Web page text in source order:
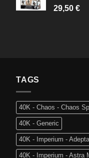
29,50 €
TAGS
40K - Chaos - Chaos
40K - Generic
40K - Imperium -
40K - Imperium - Astra